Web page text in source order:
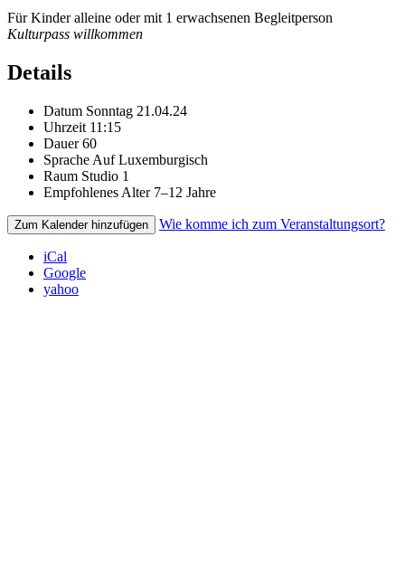
Für Kinder alleine oder mit 1 erwachsenen Begleitperson
Kulturpass willkommen
Details
Datum Sonntag 21.04.24
Uhrzeit 11:15
Dauer 60
Sprache Auf Luxemburgisch
Raum Studio 1
Empfohlenes Alter 7–12 Jahre
Zum Kalender hinzufügen Wie komme ich zum Veranstaltungsort?
iCal
Google
yahoo